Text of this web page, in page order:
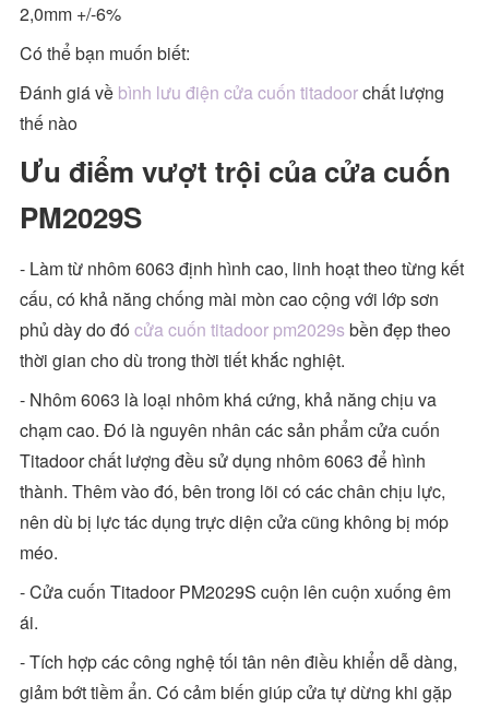
2,0mm +/-6%
Có thể bạn muốn biết:
Đánh giá về bình lưu điện cửa cuốn titadoorchất lượng
thế nào
Ưu điểm vượt trội của cửa cuốn
PM2029S
- Làm từ nhôm 6063 định hình cao, linh hoạt theo từng kết
cấu, có khả năng chống mài mòn cao cộng với lớp sơn
phủ dày do đócửa cuốn titadoor pm2029sbền đẹp theo
thời gian cho dù trong thời tiết khắc nghiệt.
- Nhôm 6063 là loại nhôm khá cứng, khả năng chịu va
chạm cao. Đó là nguyên nhân các sản phẩm cửa cuốn
Titadoor chất lượng đều sử dụng nhôm 6063 để hình
thành. Thêm vào đó, bên trong lõi có các chân chịu lực,
nên dù bị lực tác dụng trực diện cửa cũng không bị móp
méo.
- Cửa cuốn Titadoor PM2029S cuộn lên cuộn xuống êm
ái.
- Tích hợp các công nghệ tối tân nên điều khiển dễ dàng,
giảm bớt tiềm ẩn. Có cảm biến giúp cửa tự dừng khi gặp